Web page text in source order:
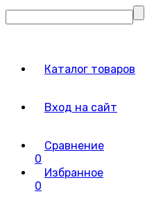
Каталог товаров
Вход на сайт
Сравнение
0
Избранное
0